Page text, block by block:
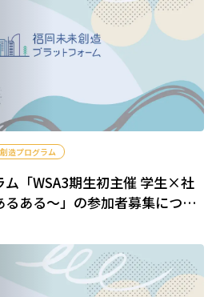
造プログラム
ム「WSA3期生初主催 学生×社
ある～」の参加者募集につい